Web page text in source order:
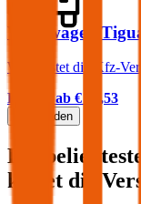
Volkswagen
Was kostet die Kfz-
Prämie ab € 75,53
Mehr laden
Die
kostet die